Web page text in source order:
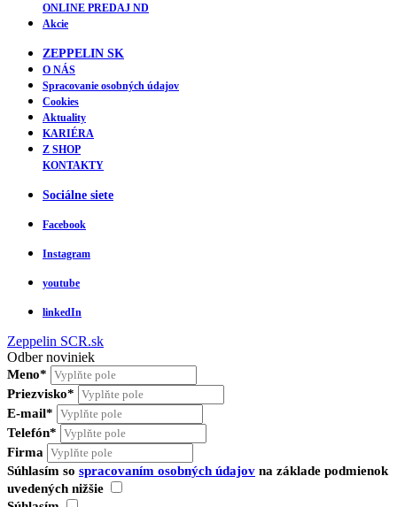
ONLINE PREDAJ ND
Akcie
ZEPPELIN SK
O NÁS
Spracovanie osobných údajov
Cookies
Aktuality
KARIÉRA
Z SHOP
KONTAKTY
Sociálne siete
Facebook
Instagram
youtube
linkedIn
Zeppelin SCR.sk
Odber noviniek
Meno*
Priezvisko*
E-mail*
Telefón*
Firma
Súhlasím so spracovaním osobných údajov na základe podmienok
uvedených nižšie